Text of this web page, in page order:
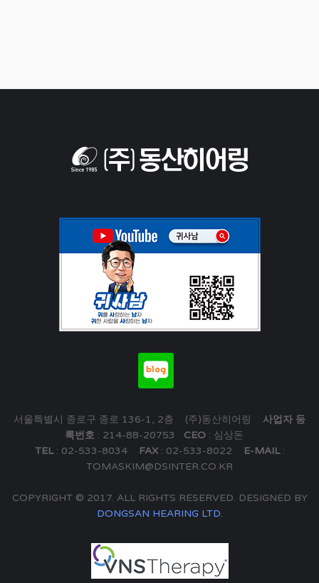
서울특별시 종로구 종로 136-1, 2층 (주)동산히어링 사업자 등
록번호: 214-88-20753 CEO: 심상돈
TEL: 02-533-8034 FAX: 02-533-8022 E-MAIL:
TOMASKIM@DSINTER.CO.KR
COPYRIGHT © 2017. ALL RIGHTS RESERVED. DESIGNED BY
DONGSAN HEARING LTD.